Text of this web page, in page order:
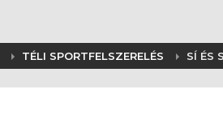
TÉLI SPORTFELSZERELÉS SÍ ÉS